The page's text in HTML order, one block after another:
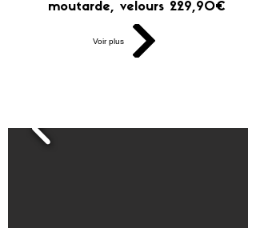
moutarde, velours 229,90€
Voir plus